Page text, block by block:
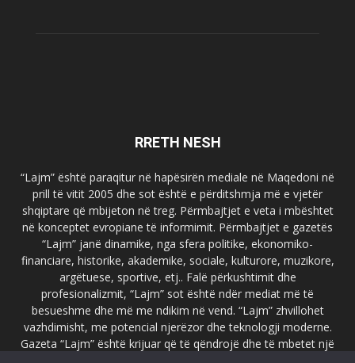
RRETH NESH
“Lajm” është paraqitur në hapësirën mediale në Maqedoni në
prill të vitit 2005 dhe sot është e përditshmja më e vjetër
shqiptare që mbijeton në treg. Përmbajtjet e veta i mbështet
në konceptet evropiane të informimit. Përmbajtjet e gazetës
“Lajm” janë dinamike, nga sfera politike, ekonomiko-
financiare, historike, akademike, sociale, kulturore, muzikore,
argëtuese, sportive, etj.. Falë përkushtimit dhe
profesionalizmit, “Lajm” sot është ndër mediat më të
besueshme dhe më me ndikim në vend. “Lajm” zhvillohet
vazhdimisht, me potencial njerëzor dhe teknologji moderne.
Gazeta “Lajm” është krijuar që të qëndrojë dhe të mbetet një